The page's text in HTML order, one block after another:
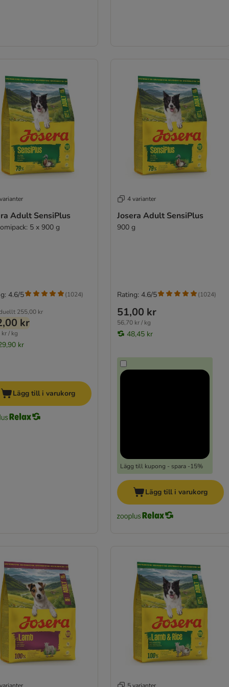
Adult SensiPlus
5 x 900 g
255,00 kr
kr
/ kg
kr
4.6/5 (1024)
Lägg till i varukorg
4 varianter
Josera Adult SensiPlus
900 g
51,00 kr
56,70 kr / kg
48,45 kr
Lägg till kupong - spara -15%
Rating: 4.6/5 (1024)
Lägg till i varukorg